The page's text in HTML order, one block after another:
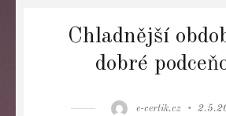
Chladnější
dobré
Author
e-certik.cz
Posted